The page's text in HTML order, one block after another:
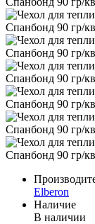
Elberon
Наличие
В наличии